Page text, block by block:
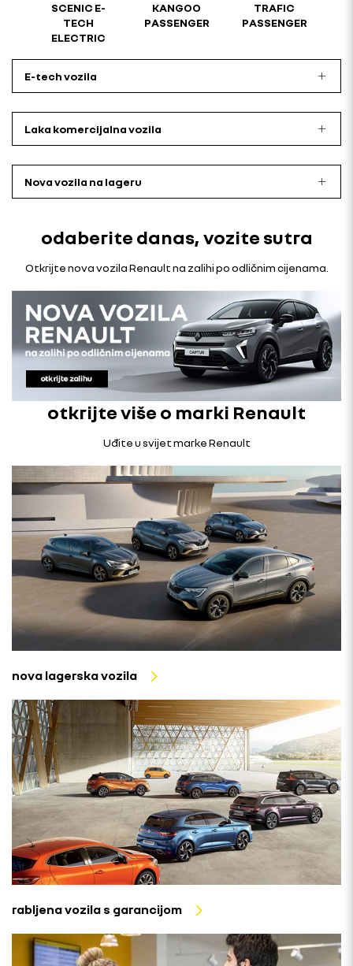
SCENIC E-
TECH
ELECTRIC
KANGOO
PASSENGER
TRAFIC
PASSENGER
E-tech vozila
Laka komercijalna vozila
Nova vozila na lageru
odaberite danas, vozite sutra
Otkrijte nova vozila Renault na zalihi po odličnim cijenama.
otkrijte više o marki Renault
Uđite u svijet marke Renault
nova lagerska vozila
rabljena vozila s garancijom